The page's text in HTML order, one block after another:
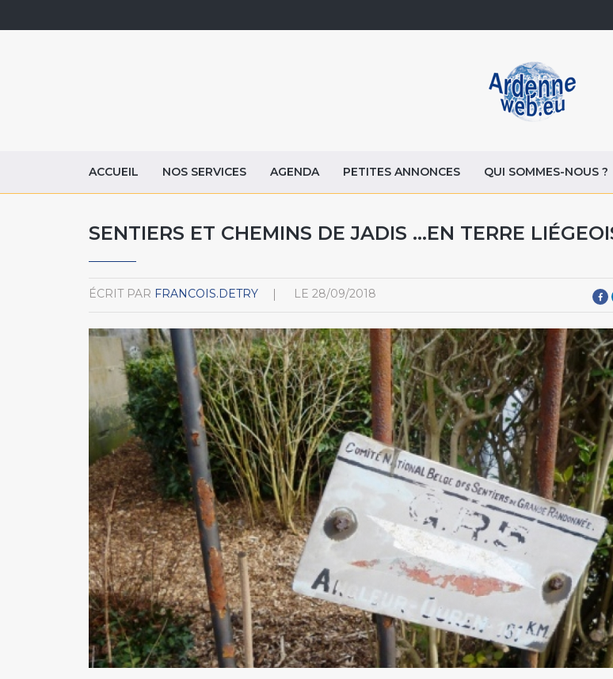
ACCUEIL NOS SERVICES AGENDA PETITES ANNONCES QUI SOMMES-NOUS ?
SENTIERS ET CHEMINS DE JADIS …EN TERRE
ÉCRIT PAR FRANCOIS.DETRY LE 28/09/2018